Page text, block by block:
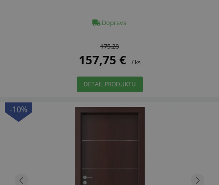
Doprava
175.28
157,75 € / ks
DETAIL PRODUKTU
-10%